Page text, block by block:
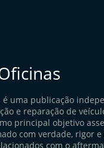
é uma publicação
e reparação de
principal objetivo
com verdade, rigor e
com o